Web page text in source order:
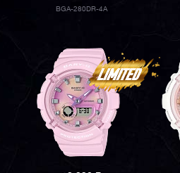
BGA-280DR-4A